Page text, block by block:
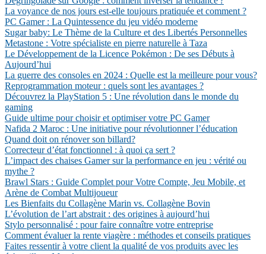
La voyance de nos jours est-elle toujours pratiquée et comment ?
PC Gamer : La Quintessence du jeu vidéo moderne
Sugar baby: Le Thème de la Culture et des Libertés Personnelles
Metastone : Votre spécialiste en pierre naturelle à Taza
Le Développement de la Licence Pokémon : De ses Débuts à
Aujourd’hui
La guerre des consoles en 2024 : Quelle est la meilleure pour vous?
Reprogrammation moteur : quels sont les avantages ?
Découvrez la PlayStation 5 : Une révolution dans le monde du
gaming
Guide ultime pour choisir et optimiser votre PC Gamer
Nafida 2 Maroc : Une initiative pour révolutionner l’éducation
Quand doit on rénover son billard?
Correcteur d’état fonctionnel : à quoi ça sert ?
L’impact des chaises Gamer sur la performance en jeu : vérité ou
mythe ?
Brawl Stars : Guide Complet pour Votre Compte, Jeu Mobile, et
Arène de Combat Multijoueur
Les Bienfaits du Collagène Marin vs. Collagène Bovin
L’évolution de l’art abstrait : des origines à aujourd’hui
Stylo personnalisé : pour faire connaître votre entreprise
Comment évaluer la rente viagère : méthodes et conseils pratiques
Faites ressentir à votre client la qualité de vos produits avec les